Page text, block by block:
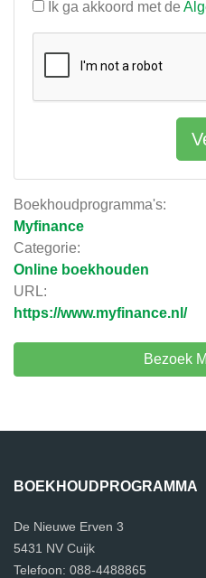
Boekhoudprogramma's:
Myfinance
Categorie:
Online boekhouden
URL:
https://www.myfinance.nl/
Bezoek
Ik ga akkoord met de
BOEKHOUDPROGRAMMA
De Nieuwe Erven 3
5431 NV Cuijk
Telefoon: 088-4488865